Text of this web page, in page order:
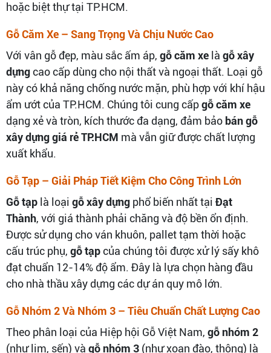
hoặc biệt thự tại TP.HCM.
Gỗ Căm Xe – Sang Trọng Và Chịu Nước Cao
Với vân gỗ đẹp, màu sắc ấm áp, gỗ căm xe là gỗ xây
dựngcao cấp dùng cho nội thất và ngoại thất. Loại gỗ
này có khả năng chống nước mặn, phù hợp với khí hậu
ẩm ướt của TP.HCM. Chúng tôi cung cấpgỗ căm xe
dạng xẻ và tròn, kích thước đa dạng, đảm bảo bán gỗ
xây dựng giá rẻ TP.HCM mà vẫn giữ được chất lượng
xuất khẩu.
Gỗ Tạp – Giải Pháp Tiết Kiệm Cho Công Trình Lớn
Gỗ tạp là loại gỗ xây dựng phổ biến nhất tại Đạt
Thành, với giá thành phải chăng và độ bền ổn định.
Được sử dụng cho ván khuôn, pallet tạm thời hoặc
cấu trúc phụ, gỗ tạpcủa chúng tôi được xử lý sấy khô
đạt chuẩn 12-14% độ ẩm. Đây là lựa chọn hàng đầu
cho nhà thầu xây dựng các dự án quy mô lớn.
Gỗ Nhóm 2 Và Nhóm 3 – Tiêu Chuẩn Chất Lượng Cao
Theo phân loại của Hiệp hội Gỗ Việt Nam, gỗ nhóm 2
(như lim, sến) và gỗ nhóm 3 (như xoan đào, thông) là